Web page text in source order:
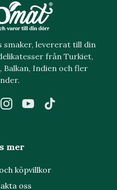
smaker, levererat till din
från Turkiet,
Balkan, Indien och fler
mer
köpvillkor
oss